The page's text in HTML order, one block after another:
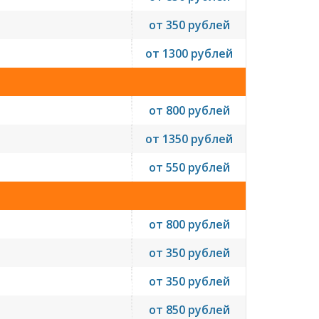
от 350 рублей
от 1300 рублей
от 800 рублей
от 1350 рублей
от 550 рублей
от 800 рублей
от 350 рублей
от 350 рублей
от 850 рублей